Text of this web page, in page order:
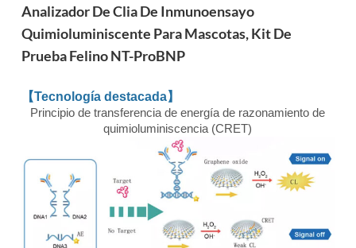
Analizador De Clia De Inmunoensayo
Quimioluminiscente Para Mascotas, Kit De
Prueba Felino NT-ProBNP
【Tecnología destacada】
Principio de transferencia de energía de razonamiento de
quimioluminiscencia (CRET)